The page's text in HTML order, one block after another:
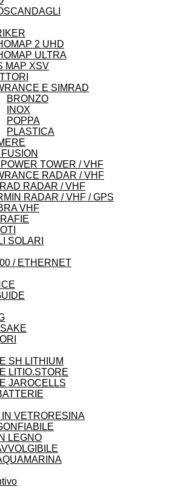
2 UHD
ULTRA
MAP XSV
E SIMRAD
BRONZO
INOX
POPPA
PLASTICA
TOWER / VHF
RADAR / VHF
RADAR / VHF
RADAR / VHF / GPS
VHF
SOLARI
/ ETHERNET
SH LITHIUM
LITIO.STORE
JAROCELLS
VETRORESINA
LEGNO